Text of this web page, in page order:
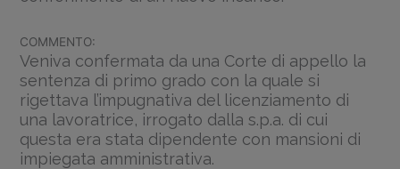
COMMENTO:
Veniva confermata da una Corte di appello la
sentenza di primo grado con la quale si
rigettava l’impugnativa del licenziamento di
una lavoratrice, irrogato dalla s.p.a. di cui
questa era stata dipendente con mansioni di
impiegata amministrativa.